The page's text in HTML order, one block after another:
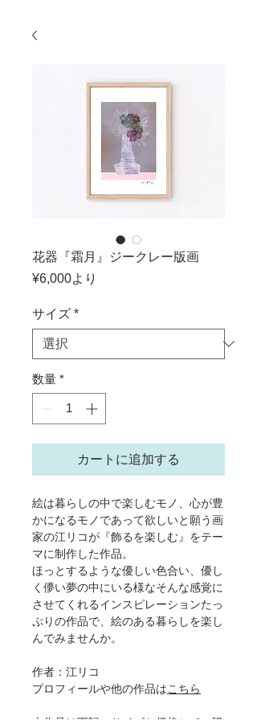
花器『霜月』ジークレー版画
¥6,000より
価
サイズ *
数量 *
カートに追加する
絵は暮らしの中で楽しむモノ、心が豊
かになるモノであって欲しいと願う画
家の江リコが『飾るを楽しむ』をテー
マに制作した作品。
ほっとするような優しい色合い、優し
く儚い夢の中にいる様なそんな感覚に
させてくれるインスピレーションたっ
ぷりの作品で、絵のある暮らしを楽し
んでみませんか。
作者：江リコ
プロフィールや他の作品はこちら